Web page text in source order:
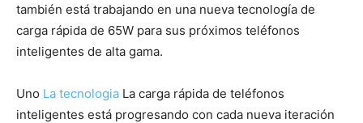
también está trabajando en una nueva tecnología de
carga rápida de 65W para sus próximos teléfonos
inteligentes de alta gama.
Uno La tecnologia La carga rápida de teléfonos
inteligentes está progresando con cada nueva iteración